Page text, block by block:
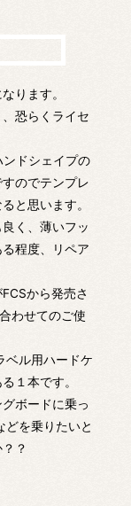
ります。
恐らくライセ
ドシェイプの
のでテンプレ
と思います。
く、薄いフッ
程度、リペア
から発売さ
わせてのご使
ベル用ハードケ
１本です。
ボードに乗っ
を乗りたいと
？